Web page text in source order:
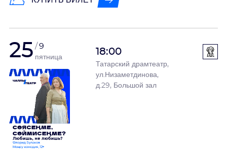
25 9
пятница
18:00
Татарский драмтеатр,
ул.Низаметдинова,
д.29, Большой зал